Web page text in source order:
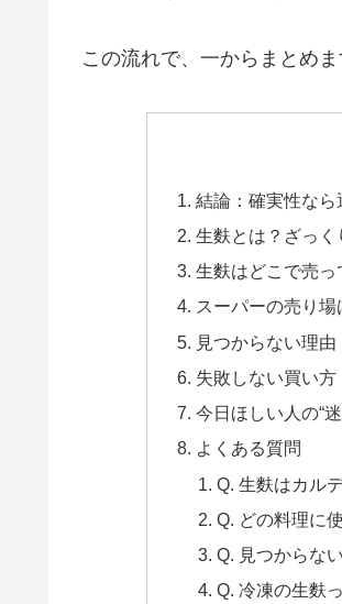
この流れで、一からまとめま
結論：確実性な
生麩とは？ざっく
生麩はどこで売
スーパーの売り場
見つからない理
失敗しない買い方
今日ほしい人の“
よくある質問
Q. 生麩はカル
Q. どの料理に
Q. 見つからな
Q. 冷凍の生麩